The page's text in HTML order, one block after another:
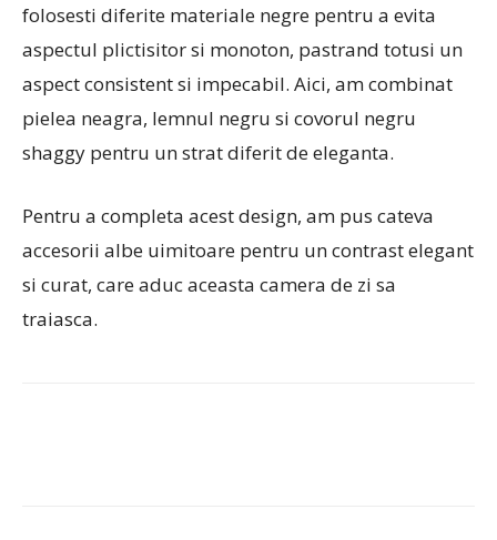
folosesti diferite materiale negre pentru a evita
aspectul plictisitor si monoton, pastrand totusi un
aspect consistent si impecabil. Aici, am combinat
pielea neagra, lemnul negru si covorul negru
shaggy pentru un strat diferit de eleganta.
Pentru a completa acest design, am pus cateva
accesorii albe uimitoare pentru un contrast elegant
si curat, care aduc aceasta camera de zi sa
traiasca.